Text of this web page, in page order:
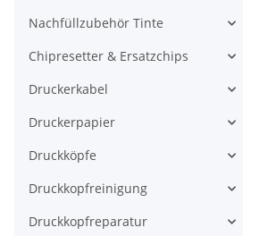
Nachfüllzubehör Tinte
Chipresetter & Ersatzchips
Druckerkabel
Druckerpapier
Druckköpfe
Druckkopfreinigung
Druckkopfreparatur